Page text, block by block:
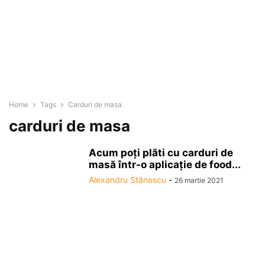
Home Tags Carduri de masa
carduri de masa
Acum poţi plăti cu carduri de
masă într-o aplicaţie de food...
Alexandru Stănescu - 26 martie 2021